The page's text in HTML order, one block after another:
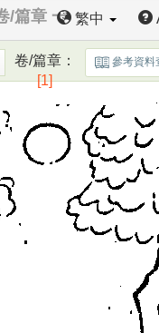
/篇章 一 繁中
卷/篇章：
[1]
參考資料